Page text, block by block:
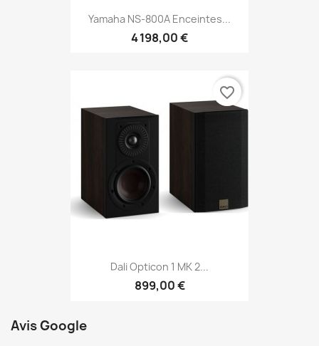
Yamaha NS-800A Enceintes...
4 198,00 €
Dali Opticon 1 MK 2...
899,00 €
favorite_border
Avis Google